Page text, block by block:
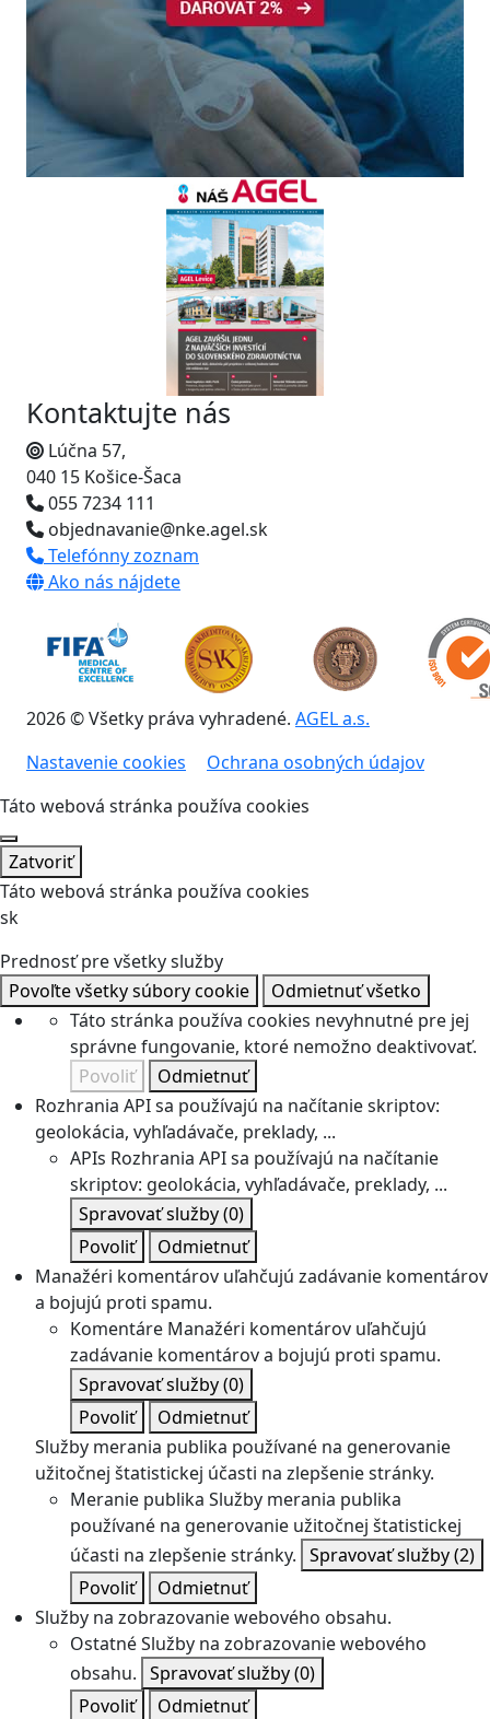
Kontaktujte nás
Lúčna 57,
040 15 Košice-Šaca
055 7234 111
objednavanie@nke.agel.sk
Telefónny zoznam
Ako nás nájdete
2026 © Všetky práva vyhradené. AGEL a.s.
Nastavenie cookies
Ochrana osobných údajov
Táto webová stránka používa cookies
Zatvoriť
Táto webová stránka používa cookies
sk
Prednosť pre všetky služby
Povoľte všetky súbory cookie
Odmietnuť všetko
Táto stránka používa cookies nevyhnutné pre jej
správne fungovanie, ktoré nemožno deaktivovať.
Povoliť
Odmietnuť
Rozhrania API sa používajú na načítanie skriptov:
geolokácia, vyhľadávače, preklady, ...
APIs Rozhrania API sa používajú na načítanie
skriptov: geolokácia, vyhľadávače, preklady, ...
Spravovať služby(0)
Povoliť
Odmietnuť
Manažéri komentárov uľahčujú zadávanie komentárov
a bojujú proti spamu.
Komentáre Manažéri komentárov uľahčujú
zadávanie komentárov a bojujú proti spamu.
Spravovať služby(0)
Povoliť
Odmietnuť
Služby merania publika používané na generovanie
užitočnej štatistickej účasti na zlepšenie stránky.
Meranie publika Služby merania publika
používané na generovanie užitočnej štatistickej
účasti na zlepšenie stránky. Spravovať služby(2)
Povoliť
Odmietnuť
Služby na zobrazovanie webového obsahu.
OstatnéSlužby na zobrazovanie webového
obsahu. Spravovať služby(0)
Povoliť
Odmietnuť